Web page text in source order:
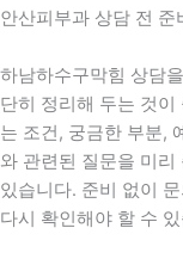
안산피부과 상담 전 준
하남하수구막힘 상담
단히 정리해 두는 것
는 조건, 궁금한 부분,
와 관련된 질문을 미
있습니다. 준비 없이
다시 확인해야 할 수